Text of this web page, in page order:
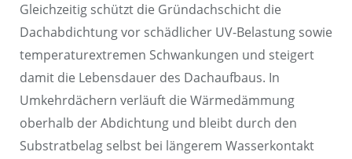
Gleichzeitig schützt die Gründachschicht die
Dachabdichtung vor schädlicher UV-Belastung sowie
temperaturextremen Schwankungen und steigert
damit die Lebensdauer des Dachaufbaus. In
Umkehrdächern verläuft die Wärmedämmung
oberhalb der Abdichtung und bleibt durch den
Substratbelag selbst bei längerem Wasserkontakt